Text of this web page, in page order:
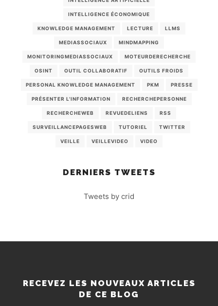
INTELLIGENCE ÉCONOMIQUE
KNOWLEDGE MANAGEMENT LECTURE LLMS
MEDIASSOCIAUX MINDMAPPING
MONITORINGMEDIASSOCIAUX MOTEURDERECHERCHE
OSINT OUTIL COLLABORATIF OUTILS FROIDS
PERSONAL KNOWLEDGE MANAGEMENT PKM PRESSE
PRÉSENTER L'INFORMATION RECHERCHEPERSONNE
RECHERCHEWEB REVUEDELIENS RSS
SURVEILLANCEPAGESWEB TUTORIEL TWITTER
VEILLE VEILLEVIDEO VIDEO
DERNIERS TWEETS
Tweets by crid
RECEVEZ LES NOUVEAUX ARTICLES
DE CE BLOG